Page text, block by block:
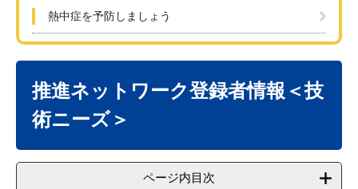
熱中症を予防しましょう
推進ネットワーク登録者情報＜技
術ニーズ＞
ページ内目次